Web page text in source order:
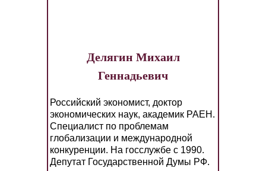
Делягин Михаил
Геннадьевич
Российский экономист, доктор
экономических наук, академик РАЕН.
Специалист по проблемам
глобализации и международной
конкуренции. На госслужбе с 1990.
Депутат Государственной Думы РФ.